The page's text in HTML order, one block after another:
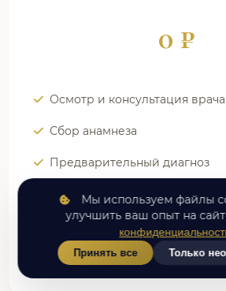
0 ₽
Осмотр и консультация врача
Сбор анамнеза
Предварительный диагноз
Назначение обследований
ЗАПИСАТЬСЯ
Мы используем файлы
улучшить ваш опыт на
Принять все Только